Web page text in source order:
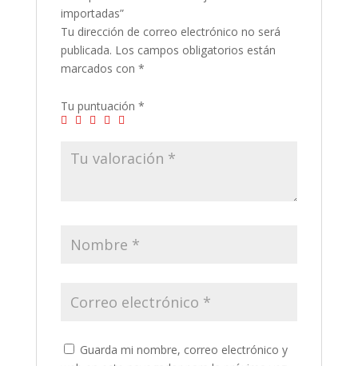
importadas”
Tu dirección de correo electrónico no será
publicada. Los campos obligatorios están
marcados con *
Tu puntuación *
Guarda mi nombre, correo electrónico y